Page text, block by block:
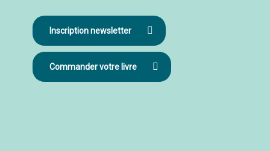
Inscription newsletter
Commander votre livre